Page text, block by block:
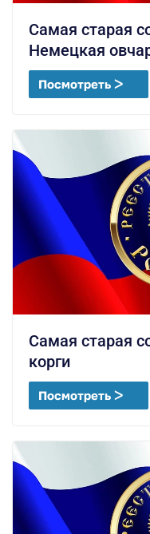
Самая старая
Немецкая
Посмотреть ᐳ
Самая старая
корги
Посмотреть ᐳ